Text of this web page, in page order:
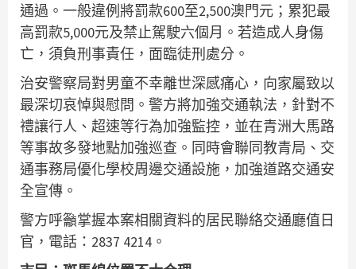
通過。一般違例將罰款600至2,500澳門元；累犯最
高罰款5,000元及禁止駕駛六個月。若造成人身傷
亡，須負刑事責任，面臨徒刑處分。
治安警察局對男童不幸離世深感痛心，向家屬致以
最深切哀悼與慰問。警方將加強交通執法，針對不
禮讓行人、超速等行為加強監控，並在青洲大馬路
等事故多發地點加強巡查。同時會聯同教青局、交
通事務局優化學校周邊交通設施，加強道路交通安
全宣傳。
警方呼籲掌握本案相關資料的居民聯絡交通廳值日
官，電話：2837 4214。